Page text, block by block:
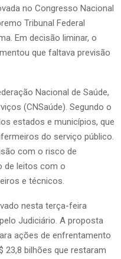
no Congresso Nacional
Tribunal Federal
Em decisão liminar, o
que faltava previsão
Nacional de Saúde,
(CNSaúde). Segundo o
estados e municípios, que
do serviço público.
com o risco de
de leitos com o
e técnicos.
nesta terça-feira
Judiciário. A proposta
ações de enfrentamento
23,8 bilhões que restaram